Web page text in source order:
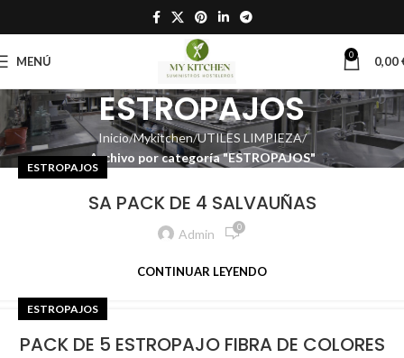
MENÚ 0 0,00
ESTROPAJOS
Inicio Mykitchen UTILES LIMPIEZA
Archivo por categoría "ESTROPAJOS"
ESTROPAJOS
SA PACK DE 4 SALVAUÑAS
Admin 0
CONTINUAR LEYENDO
ESTROPAJOS
PACK DE 5 ESTROPAJO FIBRA DE COLORES